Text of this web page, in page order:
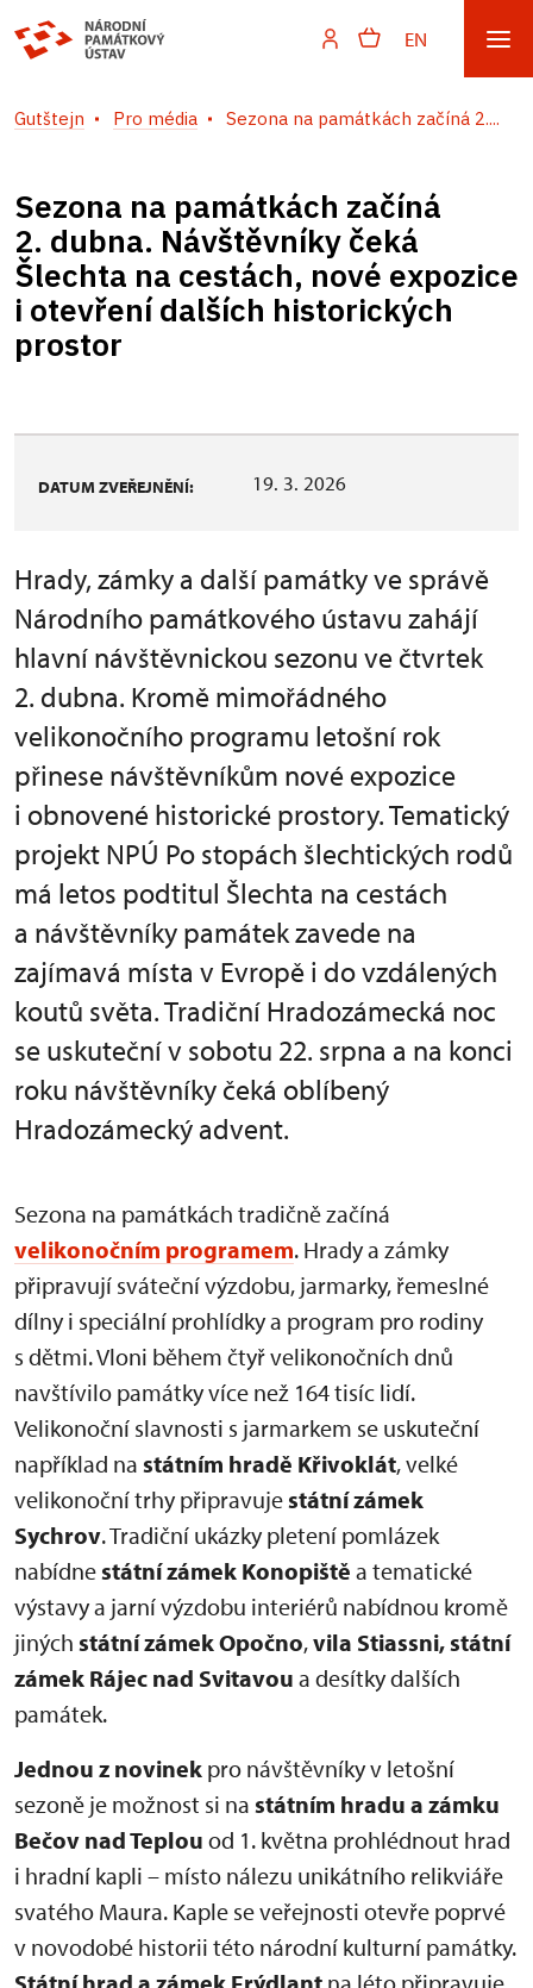
EN
Gutštejn Pro média Sezona na památkách začíná 2....
Sezona na památkách začíná
2. dubna. Návštěvníky čeká
Šlechta na cestách, nové expozice
i otevření dalších historických
prostor
DATUM ZVEŘEJNĚNÍ: 19. 3. 2026
Hrady, zámky a další památky ve správě
Národního památkového ústavu zahájí
hlavní návštěvnickou sezonu ve čtvrtek
2. dubna. Kromě mimořádného
velikonočního programu letošní rok
přinese návštěvníkům nové expozice
i obnovené historické prostory. Tematický
projekt NPÚ Po stopách šlechtických rodů
má letos podtitul Šlechta na cestách
a návštěvníky památek zavede na
zajímavá místa v Evropě i do vzdálených
koutů světa. Tradiční Hradozámecká noc
se uskuteční v sobotu 22. srpna a na konci
roku návštěvníky čeká oblíbený
Hradozámecký advent.
Sezona na památkách tradičně začíná
velikonočním programem. Hrady a zámky
připravují sváteční výzdobu, jarmarky, řemeslné
dílny i speciální prohlídky a program pro rodiny
s dětmi. Vloni během čtyř velikonočních dnů
navštívilo památky více než 164 tisíc lidí.
Velikonoční slavnosti s jarmarkem se uskuteční
například na státním hradě Křivoklát, velké
velikonoční trhy připravujestátní zámek
Sychrov. Tradiční ukázky pletení pomlázek
nabídnestátní zámek Konopiště a tematické
výstavy a jarní výzdobu interiérů nabídnou kromě
jiných státní zámek Opočno,vila Stiassni, státní
zámek Rájec nad Svitavou a desítky dalších
památek.
Jednou z novinek pro návštěvníky v letošní
sezoně je možnost si na státním hradu a zámku
Bečov nad Teplou od 1. května prohlédnout hrad
i hradní kapli – místo nálezu unikátního relikviáře
svatého Maura. Kaple se veřejnosti otevře poprvé
v novodobé historii této národní kulturní památky.